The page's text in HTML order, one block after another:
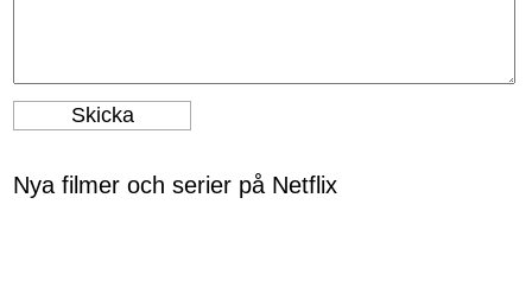
Nya filmer och serier på Netflix